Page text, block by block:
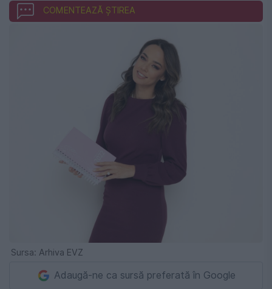
COMENTEAZĂ ȘTIREA
Sursa: Arhiva EVZ
Adaugă-ne ca sursă preferată în Google